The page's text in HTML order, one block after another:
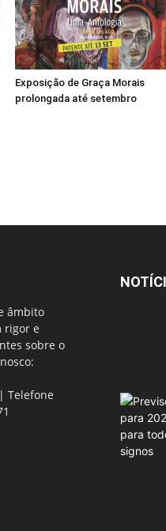
Exposição de Graça Morais
prolongada até setembro
âmbito
rigor e
sobre o
Telefone